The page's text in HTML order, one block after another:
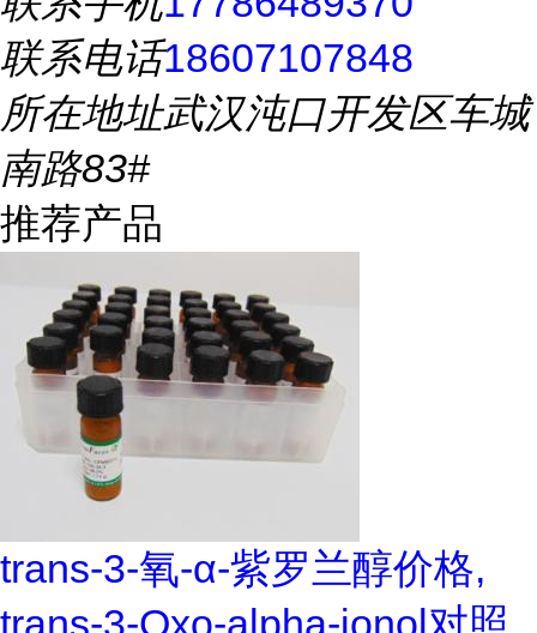
联系电话18607107848
所在地址武汉沌口开发区车城
南路83#
推荐产品
trans-3-氧-α-紫罗兰醇价格,
trans-3-Oxo-alpha-ionol对照